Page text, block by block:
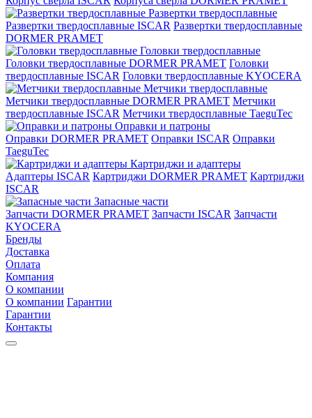
Развертки твердосплавные
Развертки твердосплавные ISCAR Развертки твердосплавные
DORMER PRAMET
Головки твердосплавные
Головки твердосплавные DORMER PRAMET Головки
твердосплавные ISCAR Головки твердосплавные KYOCERA
Метчики твердосплавные
Метчики твердосплавные DORMER PRAMET Метчики
твердосплавные ISCAR Метчики твердосплавные TaeguTec
Оправки и патроны
Оправки DORMER PRAMET Оправки ISCAR Оправки
TaeguTec
Картриджи и адаптеры
Адаптеры ISCAR Картриджи DORMER PRAMET Картриджи
ISCAR
Запасные части
Запчасти DORMER PRAMET Запчасти ISCAR Запчасти
KYOCERA
Бренды
Доставка
Оплата
Компания
О компании
О компании Гарантии
Гарантии
Контакты